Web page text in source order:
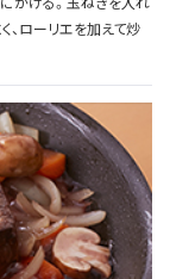
、ローリエを加えて炒